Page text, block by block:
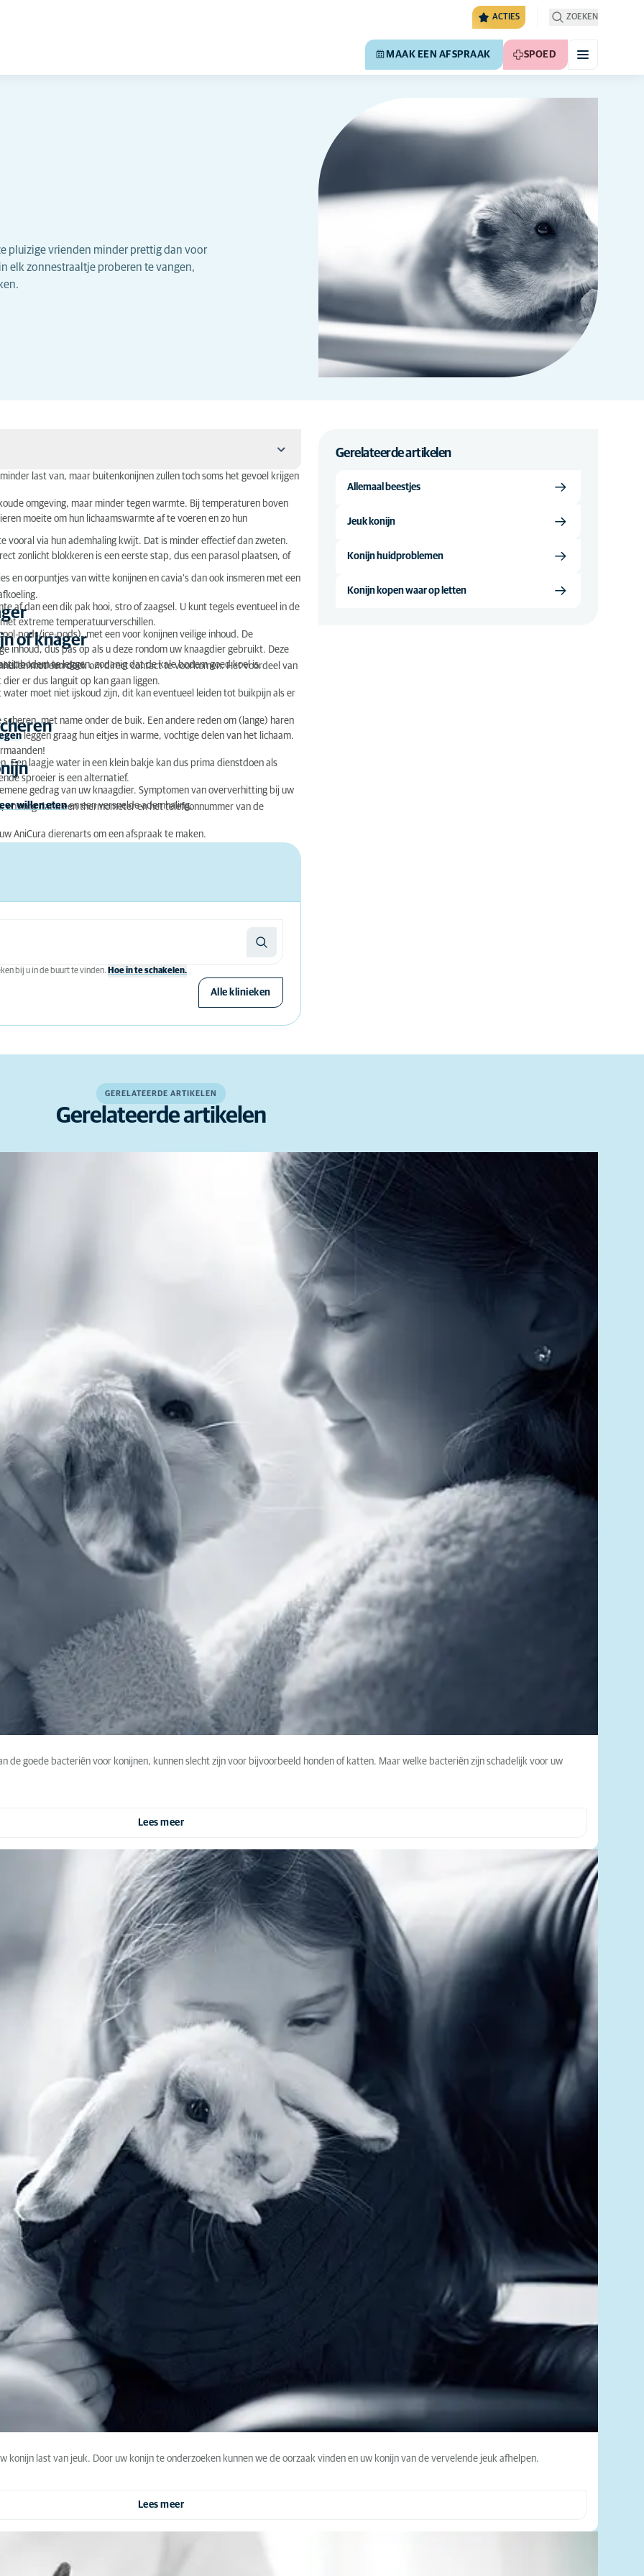
ACTIES ZOEKEN
MAAK EEN AFSPRAAK SPOED
pluizige vrienden minder prettig dan voor
elk zonnestraaltje proberen te vangen,
last van, maar buitenkonijnen zullen toch soms het gevoel krijgen
omgeving, maar minder tegen warmte. Bij temperaturen boven
moeite om hun lichaamswarmte af te voeren en zo hun
vooral via hun ademhaling kwijt. Dat is minder effectief dan zweten.
zonlicht blokkeren is een eerste stap, dus een parasol plaatsen, of
en oorpuntjes van witte konijnen en cavia’s dan ook insmeren met een
af dan een dik pak hooi, stro of zaagsel. U kunt tegels eventueel in de
extreme temperatuurverschillen.
of knager
pods/ice-pods), met een voor konijnen veilige inhoud. De
inhoud, dus pas op als u deze rondom uw knaagdier gebruikt. Deze
bodem te leggen, zodanig dat de kale bodem goed koel is.
te koud worden.
met een doek om direct contact te voorkomen. Het voordeel van
er dus languit op kan gaan liggen.
moet niet ijskoud zijn, dit kan eventueel leiden tot buikpijn als er
met name onder de buik. Een andere reden om (lange) haren
leggen graag hun eitjes in warme, vochtige delen van het lichaam.
Een laagje water in een klein bakje kan dus prima dienstdoen als
sproeier is een alternatief.
gedrag van uw knaagdier. Symptomen van oververhitting bij uw
willen etenen een versnelde ademhaling.
zorg dat u een thermometer en het telefoonnummer van de
AniCura dierenarts om een afspraak te maken.
bij u in de buurt te vinden. Hoe in te schakelen.
Alle klinieken
Gerelateerde artikelen
Allemaal beestjes
Jeuk konijn
Konijn huidproblemen
Konijn kopen waar op letten
GERELATEERDE ARTIKELEN
Gerelateerde artikelen
de goede bacteriën voor konijnen, kunnen slecht zijn voor bijvoorbeeld honden of katten. Maar welke bacteriën zijn schadelijk voor uw
Lees meer
konijn last van jeuk. Door uw konijn te onderzoeken kunnen we de oorzaak vinden en uw konijn van de vervelende jeuk afhelpen.
Lees meer